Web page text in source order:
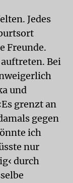
Jedes
Freunde.
Bei
und
grenzt an
gegen
ich
nur
durch